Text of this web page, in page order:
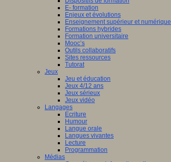
E- formation
Enjeux et évolutions
Enseignement supérieur et numérique
Formations hybrides
Formation universitaire
Mooc’s
Outils collaboratifs
Sites ressources
Tutorat
Jeux
Jeu et éducation
Jeux 4/12 ans
Jeux sérieux
Jeux vidéo
Langages
Ecriture
Humour
Langue orale
Langues vivantes
Lecture
Programmation
Médias